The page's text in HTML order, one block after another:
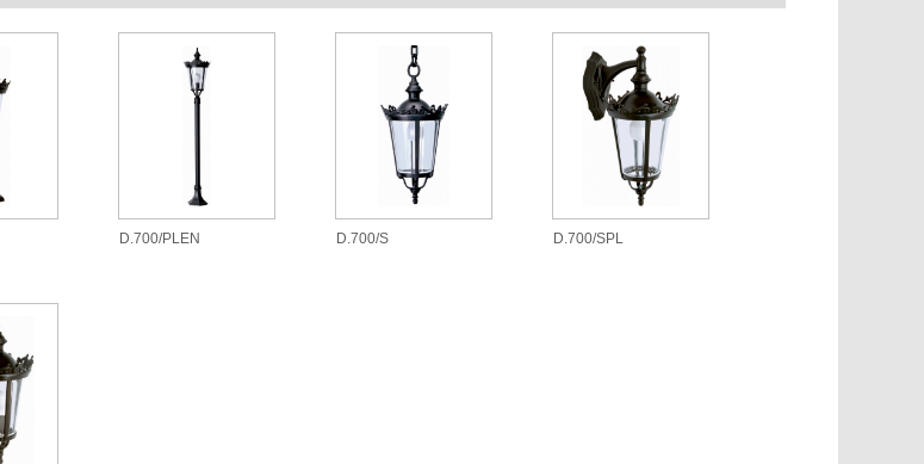
D.700/PLEN D.700/S D.700/SPL